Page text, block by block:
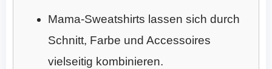
Mama-Sweatshirts lassen sich durch
Schnitt, Farbe und Accessoires
vielseitig kombinieren.